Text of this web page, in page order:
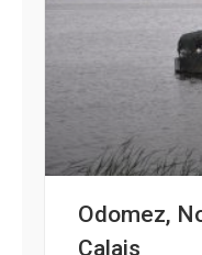
Odomez,
Calais